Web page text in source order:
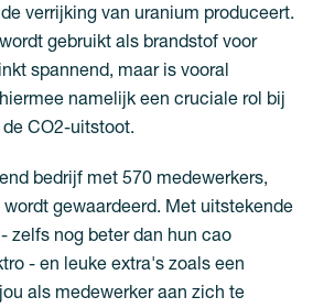
verrijking van uranium produceert.
gebruikt als brandstof voor
spannend, maar is vooral
namelijk een cruciale rol bij
CO2-uitstoot.
bedrijf met 570 medewerkers,
gewaardeerd. Met uitstekende
zelfs nog beter dan hun cao
- en leuke extra's zoals een
als medewerker aan zich te